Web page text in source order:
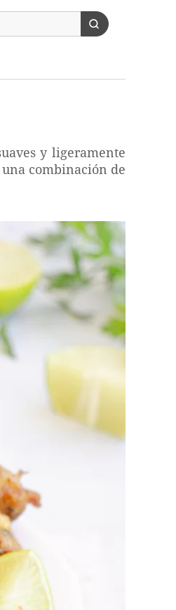
y ligeramente
combinación de